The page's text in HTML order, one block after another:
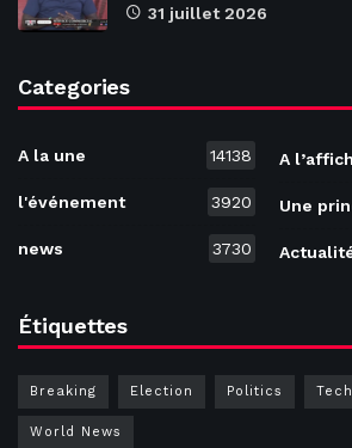
31 juillet 2026
Categories
A la une 14138
l'événement 3920
news 3730
A
Une
Étiquettes
Breaking Election Politics
World News